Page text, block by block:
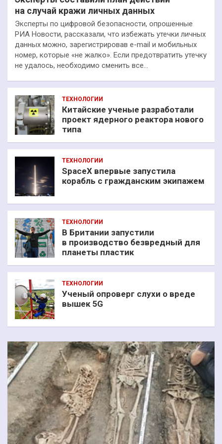
на случай кражи личных данных
Эксперты по цифровой безопасности, опрошенные
РИА Новости, рассказали, что избежать утечки личных
данных можно, зарегистрировав e-mail и мобильных
номер, которые «не жалко». Если предотвратить утечку
не удалось, необходимо сменить все…
ТЕХНОЛОГИИ
Китайские ученые разработали
проект ядерного реактора нового
типа
ТЕХНОЛОГИИ
SpaceX впервые запустила
корабль с гражданским экипажем
ТЕХНОЛОГИИ
В Британии запустили
в производство безвредный для
планеты пластик
ТЕХНОЛОГИИ
Ученый опроверг слухи о вреде
вышек 5G